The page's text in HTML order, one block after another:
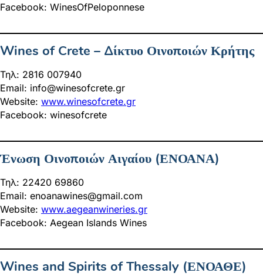
Facebook: WinesOfPeloponnese
Wines of Crete – Δίκτυο Οινοποιών Κρήτης
Τηλ: 2816 007940
Email: info@winesofcrete.gr
Website: www.winesofcrete.gr
Facebook: winesofcrete
Ένωση Οινοποιών Αιγαίου (ΕΝΟΑΝΑ)
Τηλ: 22420 69860
Email: enoanawines@gmail.com
Website: www.aegeanwineries.gr
Facebook: Aegean Islands Wines
Wines and Spirits of Thessaly (ΕΝΟΑΘΕ)